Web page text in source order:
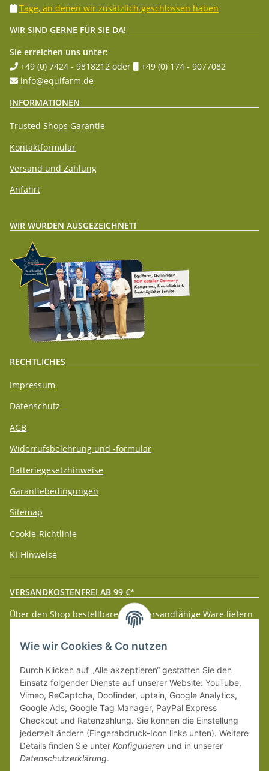
Tage, an denen wir zusätzlich geschlossen haben
WIR SIND GERNE FÜR SIE DA!
Sie erreichen uns unter:
+49 (0) 7424 - 9818212 oder
+49 (0) 174 - 9077082
info@equifarm.de
INFORMATIONEN
Trusted Shops Garantie
Kontaktformular
Versand und Zahlung
Anfahrt
WIR WURDEN AUSGEZEICHNET!
RECHTLICHES
Impressum
Datenschutz
AGB
Widerrufsbelehrung und -formular
Batteriegesetzhinweise
Garantiebedingungen
Sitemap
Cookie-Richtlinie
KI-Hinweise
VERSANDKOSTENFREI AB 99 €*
Über den Shop bestellbare paketversandfähige Ware liefern
wir innerhalb Deutschland (Festland) ab 99 € * Warenwert
versandkostenfrei.
Weitere Versanddetails entnehmen Sie bitte unserenLiefer-
und Zahlungsbedingungen.
Wie wir Cookies & Co nutzen
Durch Klicken auf „Alle akzeptieren“ gestatten Sie den
Einsatz folgender Dienste auf unserer Website: YouTube,
Vimeo, ReCaptcha, Doofinder, uptain, Google Analytics,
Google Ads, Google Tag Manager, PayPal Express
Checkout und Ratenzahlung. Sie können die Einstellung
jederzeit ändern (Fingerabdruck-Icon links unten). Weitere
Details finden Sie unter Konfigurieren und in unserer
Datenschutzerklärung.